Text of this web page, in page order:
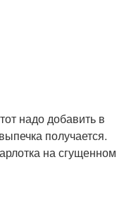
надо добавить в
получается.
на сгущенном